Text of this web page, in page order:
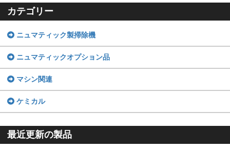
カテゴリー
ニュマティック製掃除機
ニュマティックオプション品
マシン関連
ケミカル
最近更新の製品